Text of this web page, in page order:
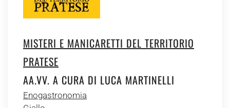
MISTERI E MANICARETTI DEL TERRITORIO
PRATESE
AA.VV. A CURA DI LUCA MARTINELLI
Enogastronomia